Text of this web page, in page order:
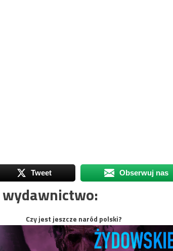
Tweet Obserwuj nas
Czy jest jeszcze naród polski?